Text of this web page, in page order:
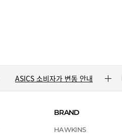
DR.MARTENS 소비자가 변동 안내
BRAND
HAWKINS